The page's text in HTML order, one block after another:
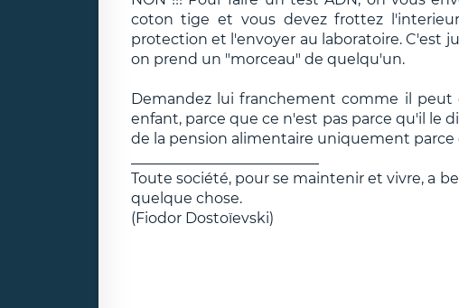
coton tige et vous devez frottez
protection et l'envoyer au laboratoire. C'est
on prend un "morceau" de quelqu'un.
Demandez lui franchement comme il
enfant, parce que ce n'est pas parce qu'il le
de la pension alimentaire uniquement
Toute société, pour se maintenir et vivre, a
quelque chose.
(Fiodor Dostoïevski)